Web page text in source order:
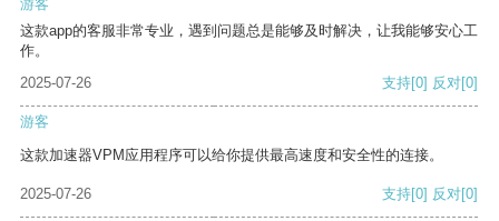
游客
这款app的客服非常专业，遇到问题总是能够及时解决，让我能够安心工
作。
2025-07-26
支持[0] 反对[0]
游客
这款加速器VPM应用程序可以给你提供最高速度和安全性的连接。
2025-07-26 支持[0] 反对[0]